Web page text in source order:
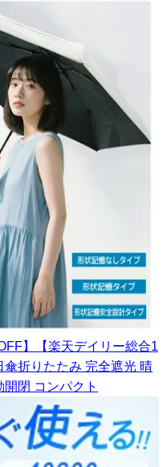
】【楽天デイリー総合1
折りたたみ 完全遮光 晴
閉 コンパクト